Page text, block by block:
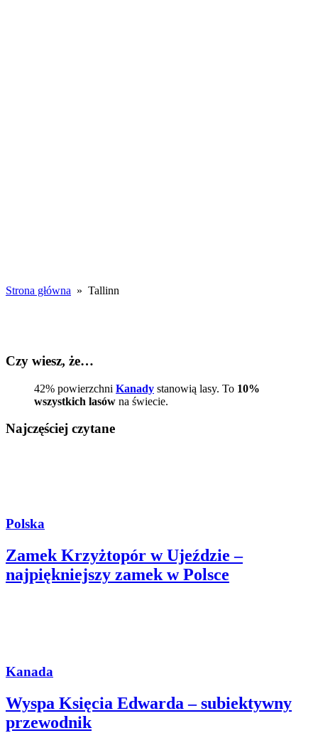
Strona główna » Tallinn
Czy wiesz, że…
42% powierzchni Kanady stanowią lasy. To 10%
wszystkich lasów na świecie.
Najczęściej czytane
Polska
Zamek Krzyżtopór w Ujeździe –
najpiękniejszy zamek w Polsce
Kanada
Wyspa Księcia Edwarda – subiektywny
przewodnik